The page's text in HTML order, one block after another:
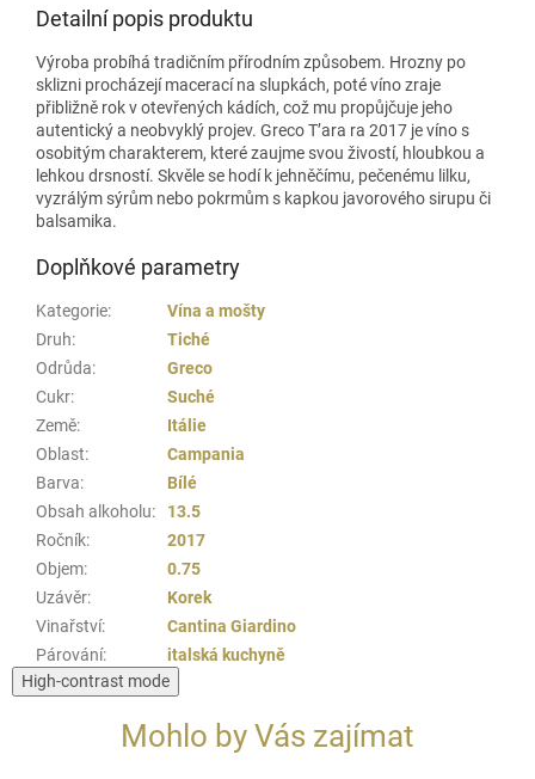
Detailní popis produktu
Výroba probíhá tradičním přírodním způsobem. Hrozny po
sklizni procházejí macerací na slupkách, poté víno zraje
přibližně rok v otevřených kádích, což mu propůjčuje jeho
autentický a neobvyklý projev. Greco T’ara ra 2017 je víno s
osobitým charakterem, které zaujme svou živostí, hloubkou a
lehkou drsností. Skvěle se hodí k jehněčímu, pečenému lilku,
vyzrálým sýrům nebo pokrmům s kapkou javorového sirupu či
balsamika.
Doplňkové parametry
Kategorie:
Vína a mošty
Druh:
Tiché
Odrůda:
Greco
Cukr:
Suché
Země:
Itálie
Oblast:
Campania
Barva:
Bílé
Obsah alkoholu:
13.5
Ročník:
2017
Objem:
0.75
Uzávěr:
Korek
Vinařství:
Cantina Giardino
Párování:
italská kuchyně
High-contrast mode
Mohlo by Vás zajímat